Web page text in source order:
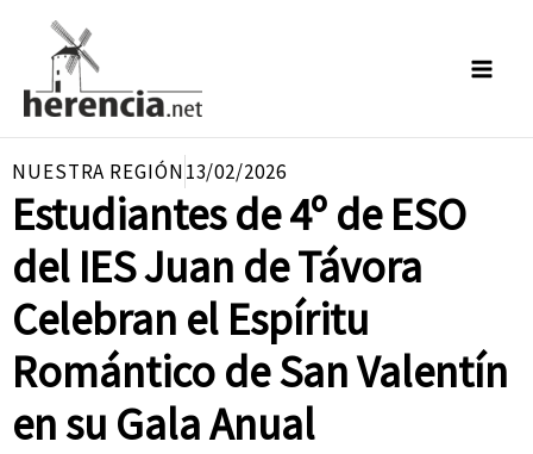
contenido
NUESTRA REGIÓN13/02/2026
Estudiantes de 4º de ESO
del IES Juan de Távora
Celebran el Espíritu
Romántico de San Valentín
en su Gala Anual